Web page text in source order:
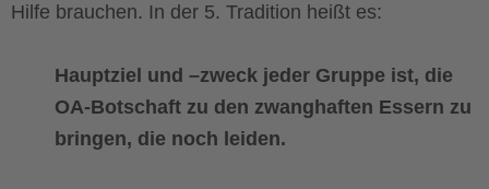
Hilfe brauchen. In der 5. Tradition heißt es:
Hauptziel und –zweck jeder Gruppe ist, die
OA-Botschaft zu den zwanghaften Essern zu
bringen, die noch leiden.